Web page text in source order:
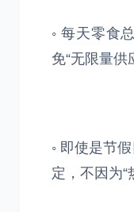
◦ 每天零食
免“无限量供
◦ 即使是节
定，不因为“